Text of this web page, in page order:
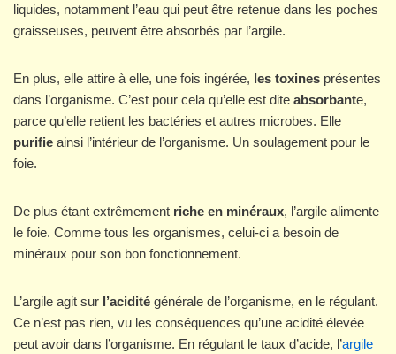
liquides, notamment l’eau qui peut être retenue dans les poches
graisseuses, peuvent être absorbés par l’argile.
En plus, elle attire à elle, une fois ingérée, les toxines présentes
dans l’organisme. C’est pour cela qu’elle est dite absorbante,
parce qu’elle retient les bactéries et autres microbes. Elle
purifie ainsi l’intérieur de l’organisme. Un soulagement pour le
foie.
De plus étant extrêmement riche en minéraux, l’argile alimente
le foie. Comme tous les organismes, celui-ci a besoin de
minéraux pour son bon fonctionnement.
L’argile agit sur l’acidité générale de l’organisme, en le régulant.
Ce n’est pas rien, vu les conséquences qu’une acidité élevée
peut avoir dans l’organisme. En régulant le taux d’acide, l’argile